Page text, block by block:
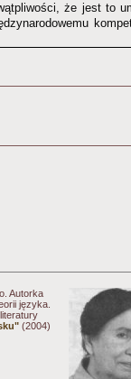
że jest to
Autorka
języka.
(2004)